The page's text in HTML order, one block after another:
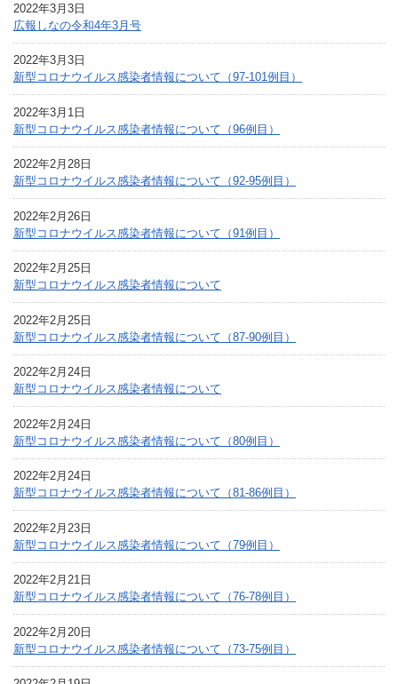
2022年3月3日
広報しなの令和4年3月号
2022年3月3日
新型コロナウイルス感染者情報について（97-101例目）
2022年3月1日
新型コロナウイルス感染者情報について（96例目）
2022年2月28日
新型コロナウイルス感染者情報について（92-95例目）
2022年2月26日
新型コロナウイルス感染者情報について（91例目）
2022年2月25日
新型コロナウイルス感染者情報について
2022年2月25日
新型コロナウイルス感染者情報について（87-90例目）
2022年2月24日
新型コロナウイルス感染者情報について
2022年2月24日
新型コロナウイルス感染者情報について（80例目）
2022年2月24日
新型コロナウイルス感染者情報について（81-86例目）
2022年2月23日
新型コロナウイルス感染者情報について（79例目）
2022年2月21日
新型コロナウイルス感染者情報について（76-78例目）
2022年2月20日
新型コロナウイルス感染者情報について（73-75例目）